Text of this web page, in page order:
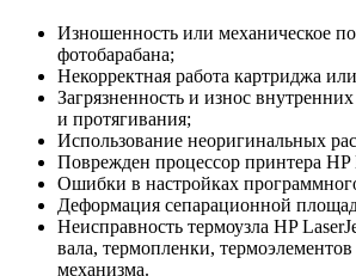
Изношенность или механическое
фотобарабана;
Некорректная работа картриджа
Загрязненность и износ
и протягивания;
Использование неоригинальных
Поврежден процессор принтера HP
Ошибки в настройках
Деформация сепарационной
Неисправность термоузла HP
вала, термопленки,
механизма.